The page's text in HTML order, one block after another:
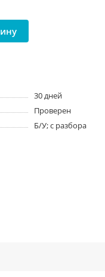
30 дней
Проверен
Б/У; с разбора